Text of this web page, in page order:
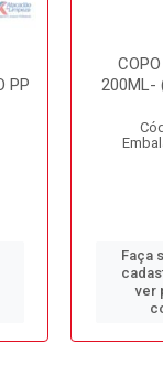
PP
200ML-
Faça
ver